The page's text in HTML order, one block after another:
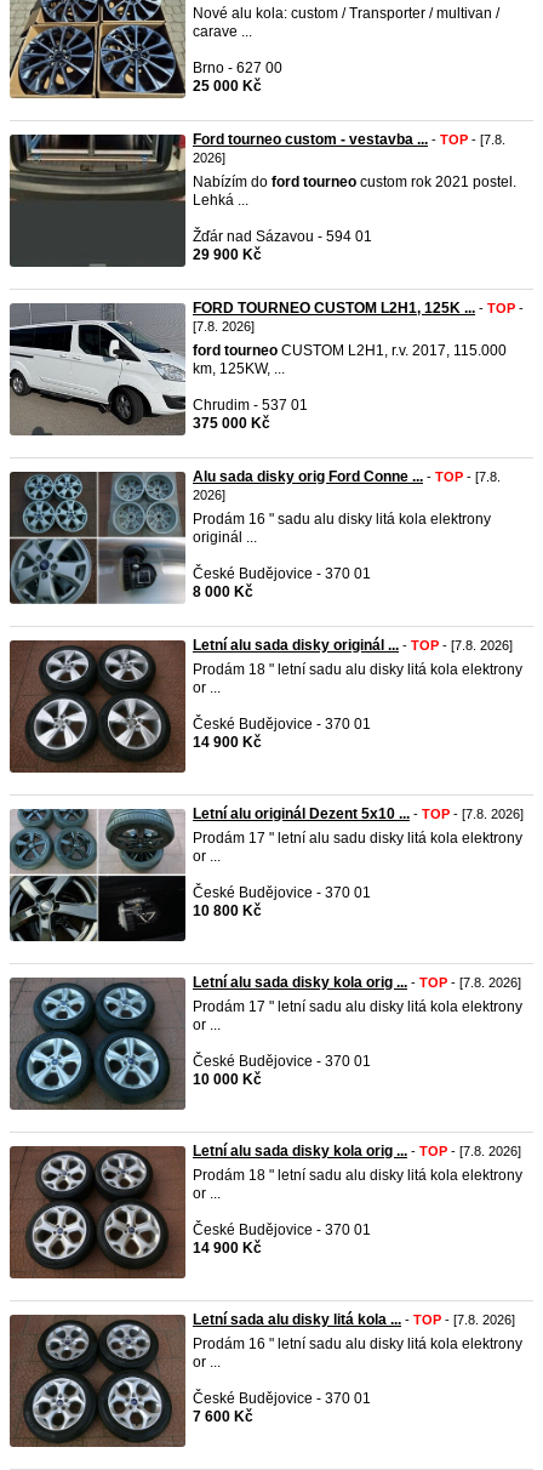
Nové alu kola: custom / Transporter / multivan /
carave ...
Brno - 627 00
25 000 Kč
Ford tourneo custom - vestavba ... - TOP - [7.8.
2026]
Nabízím do ford tourneo custom rok 2021 postel.
Lehká ...
Žďár nad Sázavou - 594 01
29 900 Kč
FORD TOURNEO CUSTOM L2H1, 125K ... - TOP -
[7.8. 2026]
ford tourneo CUSTOM L2H1, r.v. 2017, 115.000
km, 125KW, ...
Chrudim - 537 01
375 000 Kč
Alu sada disky orig Ford Conne ... - TOP - [7.8.
2026]
Prodám 16 " sadu alu disky litá kola elektrony
originál ...
České Budějovice - 370 01
8 000 Kč
Letní alu sada disky originál ... - TOP - [7.8. 2026]
Prodám 18 " letní sadu alu disky litá kola elektrony
or ...
České Budějovice - 370 01
14 900 Kč
Letní alu originál Dezent 5x10 ... - TOP - [7.8. 2026]
Prodám 17 " letní alu sadu disky litá kola elektrony
or ...
České Budějovice - 370 01
10 800 Kč
Letní alu sada disky kola orig ... - TOP - [7.8. 2026]
Prodám 17 " letní sadu alu disky litá kola elektrony
or ...
České Budějovice - 370 01
10 000 Kč
Letní alu sada disky kola orig ... - TOP - [7.8. 2026]
Prodám 18 " letní sadu alu disky litá kola elektrony
or ...
České Budějovice - 370 01
14 900 Kč
Letní sada alu disky litá kola ... - TOP - [7.8. 2026]
Prodám 16 " letní sadu alu disky litá kola elektrony
or ...
České Budějovice - 370 01
7 600 Kč